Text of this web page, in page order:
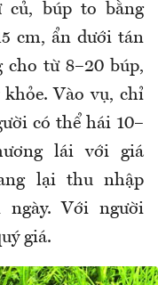
củ, búp to bằng
cm, ẩn dưới tán
từ 8–20 búp,
Vào vụ, chỉ
có thể hái 10–
lái với giá
lại thu nhập
ngày. Với người
giá.